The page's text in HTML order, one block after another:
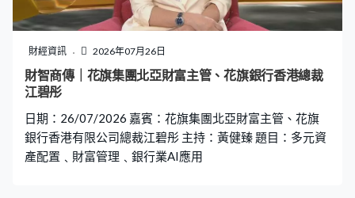
香港專業投資者門檻是800萬港元，雖然（理財通）已將
門檻去到300萬元，但能否看齊本港專業投資者門檻水
平，讓更多資金過來，也可以有更多選擇。」 本港亦計劃
開拓更多「非股票」投資產品，盧彩雲指出機構投資者及
家族辦公室十分重視分散風險，多元產品正好符合他們的
未來在人民幣國際化會否有多一些人民幣產品
財經資訊 2026年07月26日
財智商傳｜花旗集團北亞財富主管、花旗銀行香港總裁
江碧彤
日期：26/07/2026 嘉賓：花旗集團北亞財富主管、花旗
銀行香港有限公司總裁江碧彤 主持：黃健臻 題目：多元資
產配置﹑財富管理﹑銀行業AI應用